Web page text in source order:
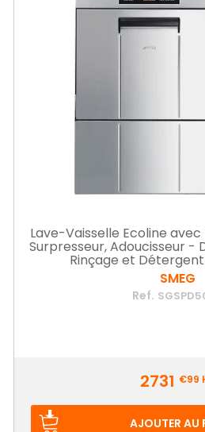
Lave-Vaisselle Ecoline
Surpresseur, Adoucisseur -
Rinçage et
SMEG
Ref.
2731 €99
AJOUTER AU